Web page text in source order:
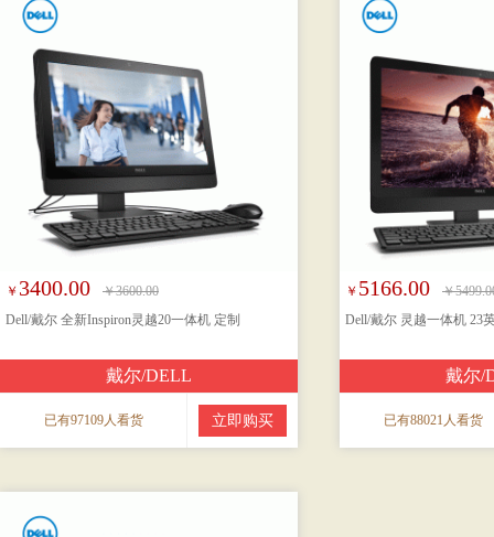
￥ 3400.00
￥3600.00
Dell/戴尔 全新Inspiron灵越20一体机 定制
戴尔/DELL
已有97109人看货 立即购买
￥ 5166.00
￥
Dell/戴尔 灵越一体机 23
戴尔/
已有88021人看货